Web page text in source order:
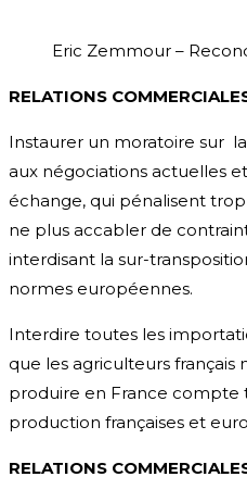
Eric Zemmour –
RELATIONS
Instaurer un moratoire sur
aux négociations actuelles
échange, qui pénalisent
ne plus accabler de
interdisant la sur-
normes européennes.
Interdire toutes les
que les agriculteurs français
produire en France compte
production françaises et
RELATIONS